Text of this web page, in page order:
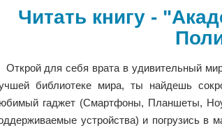
Читать книгу -
Открой для себя врата в удивительный
библиотеке мира, ты найдешь
гаджет (Смартфоны, Планшеты,
устройства) и погрузись в